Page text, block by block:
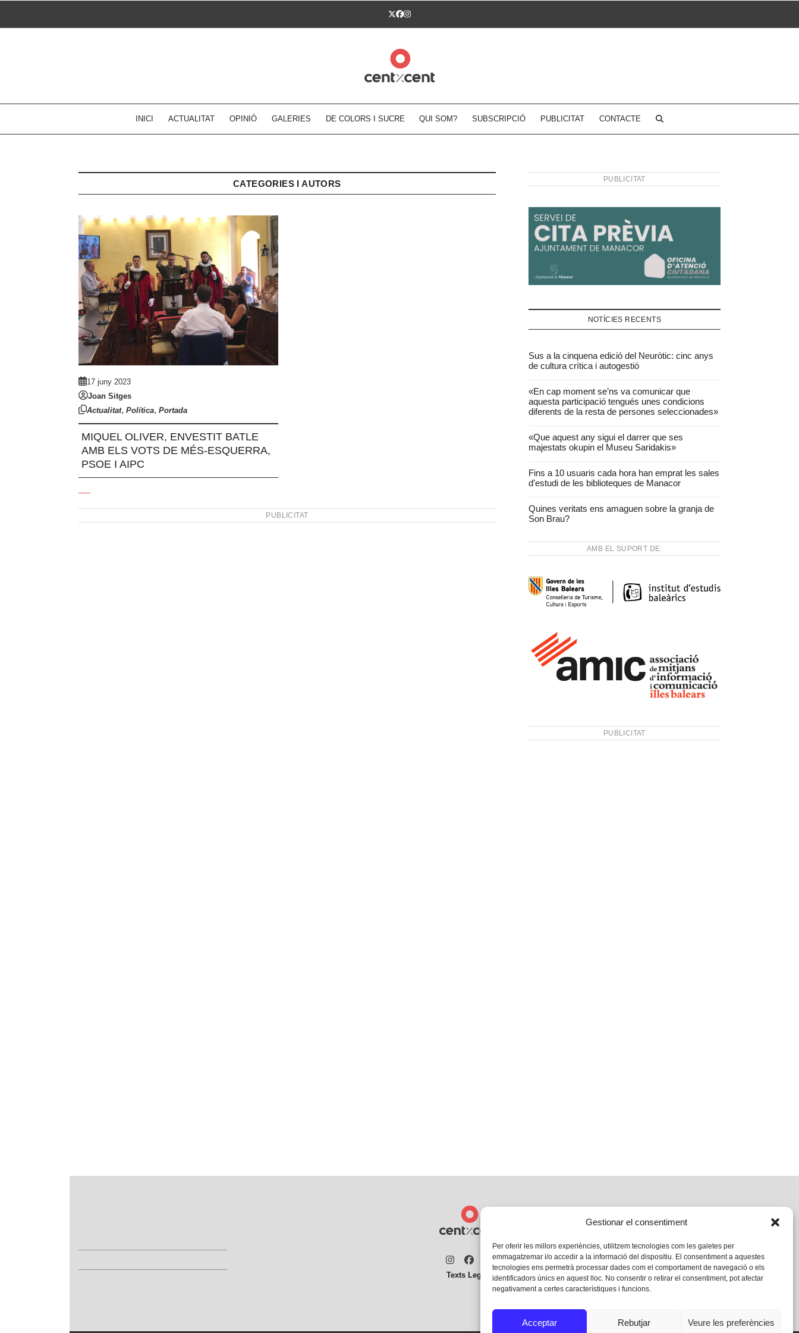
Gestionar el consentiment
Per oferir les millors experiències, utilitzem tecnologies com les galetes per
emmagatzemar i/o accedir a la informació del dispositiu. El consentiment a aquestes
tecnologies ens permetrà processar dades com el comportament de navegació o els
identificadors únics en aquest lloc. No consentir o retirar el consentiment, pot afectar
negativament a certes característiques i funcions.
Acceptar Rebutjar Veure les preferències
Twitter
Facebook
Instagram
INICI ACTUALITAT OPINIÓ GALERIES DE COLORS I SUCRE QUI SOM? SUBSCRIPCIÓ PUBLICITAT CONTACTE
CATEGORIES I AUTORS
17 juny 2023
Joan Sitges
Actualitat, Política, Portada
MIQUEL OLIVER, ENVESTIT BATLE
AMB ELS VOTS DE MÉS-ESQUERRA,
PSOE I AIPC
PUBLICITAT
PUBLICITAT
NOTÍCIES RECENTS
Sus a la cinquena edició del Neuròtic: cinc anys
de cultura crítica i autogestió
«En cap moment se’ns va comunicar que
aquesta participació tengués unes condicions
diferents de la resta de persones seleccionades»
«Que aquest any sigui el darrer que ses
majestats okupin el Museu Saridakis»
Fins a 10 usuaris cada hora han emprat les sales
d’estudi de les biblioteques de Manacor
Quines veritats ens amaguen sobre la granja de
Son Brau?
AMB EL SUPORT DE:
PUBLICITAT
Instagram
Facebook
Twitter
Texts Legals